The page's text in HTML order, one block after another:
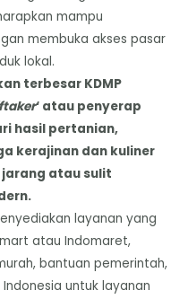
mampu
membuka akses pasar
lokal.
terbesar KDMP
‘ atau penyerap
hasil pertanian,
kerajinan dan kuliner
atau sulit
layanan yang
atau Indomaret,
bantuan pemerintah,
untuk layanan